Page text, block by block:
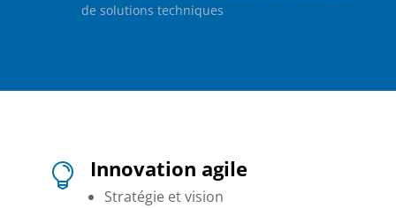
de solutions techniques
 Innovation agile
Stratégie et vision